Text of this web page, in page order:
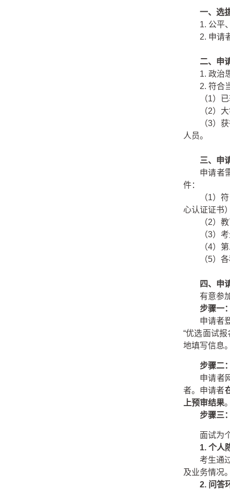
一、选
1. 公平
2. 申请
二、申
1. 政治
2. 符合
（1）
（2）
（3）
人员。
三、申
申请者
件：
（1）
心认证证书
（2）
（3）
（4）
（5）
四、申
有意参
步骤一
申请者
“优选面试
地填写信息
步骤二
申请者
者。申请者
上预审结果
步骤三
面试为
1. 个人
考生通
及业务情况
2. 问答